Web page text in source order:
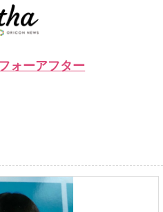
ォーアフター